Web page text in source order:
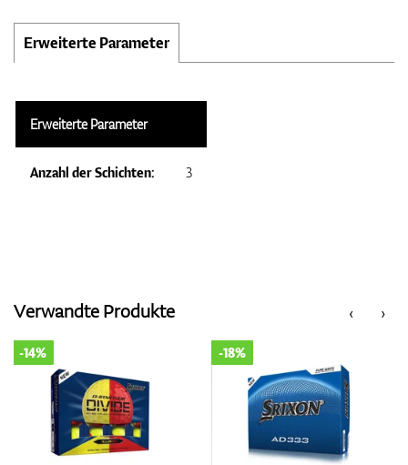
Erweiterte Parameter
Erweiterte Parameter
Anzahl der Schichten: 3
‹
Verwandte Produkte ›
-14% -18%